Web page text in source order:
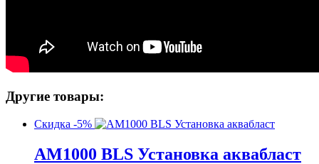
Другие товары:
Скидка -5%
AM1000 BLS Установка аквабласт